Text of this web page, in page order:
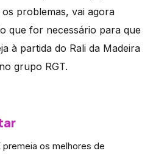
problemas, vai agora
que for necessário para que
à partida do Rali da Madeira
grupo RGT.
premeia os melhores de